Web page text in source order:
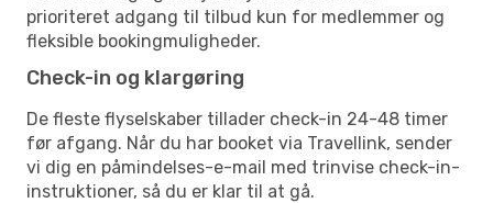
prioriteret adgang til tilbud kun for medlemmer og
fleksible bookingmuligheder.
Check-in og klargøring
De fleste flyselskaber tillader check-in 24-48 timer
før afgang. Når du har booket via Travellink, sender
vi dig en påmindelses-e-mail med trinvise check-in-
instruktioner, så du er klar til at gå.